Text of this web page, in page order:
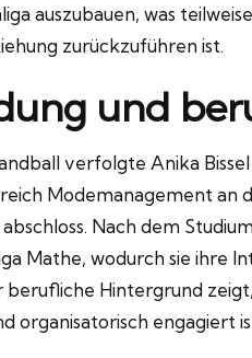
auszubauen, was
zurückzuführen ist.
und
verfolgte Anika
Modemanagement an
Nach dem
Mathe, wodurch sie ihre
berufliche Hintergrund
organisatorisch engagiert